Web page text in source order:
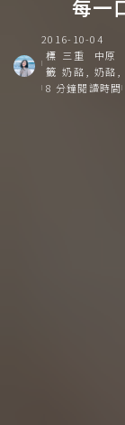
每一
2016-10-04
標
籤
三重
奶酪
中原
奶酪
8 分鐘閱讀時間